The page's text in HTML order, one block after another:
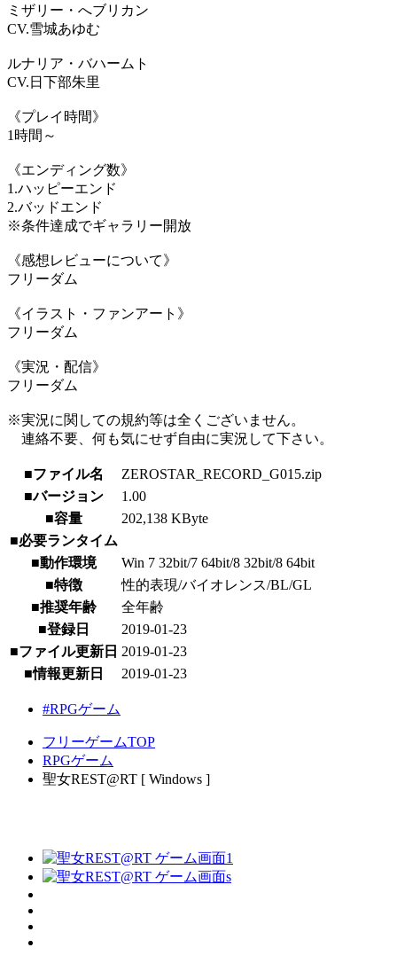
ミザリー・へブリカン
CV.雪城あゆむ
ルナリア・バハームト
CV.日下部朱里
《プレイ時間》
1時間～
《エンディング数》
1.ハッピーエンド
2.バッドエンド
※条件達成でギャラリー開放
《感想レビューについて》
フリーダム
《イラスト・ファンアート》
フリーダム
《実況・配信》
フリーダム
※実況に関しての規約等は全くございません。
連絡不要、何も気にせず自由に実況して下さい。
■ファイル名
ZEROSTAR_RECORD_G015.zip
■バージョン
1.00
■容量
202,138 KByte
■必要ランタイム
■動作環境
Win 7 32bit/7 64bit/8 32bit/8 64bit
■特徴
性的表現/バイオレンス/BL/GL
■推奨年齢
全年齢
■登録日
2019-01-23
■ファイル更新日 2019-01-23
■情報更新日
2019-01-23
#RPGゲーム
フリーゲームTOP
RPGゲーム
聖女REST@RT [ Windows ]